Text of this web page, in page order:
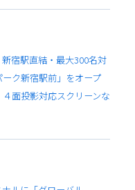
宿駅直結・最大300名対
ク新宿駅前」をオープ
面投影対応スクリーンな